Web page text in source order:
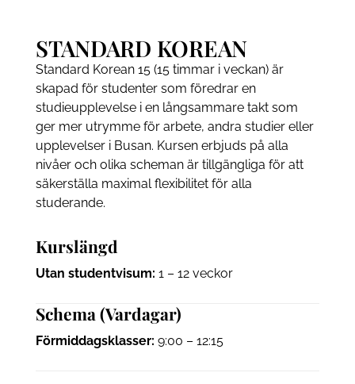
STANDARD KOREAN
Standard Korean 15 (15 timmar i veckan) är
skapad för studenter som föredrar en
studieupplevelse i en långsammare takt som
ger mer utrymme för arbete, andra studier eller
upplevelser i Busan. Kursen erbjuds på alla
nivåer och olika scheman är tillgängliga för att
säkerställa maximal flexibilitet för alla
studerande.
Kurslängd
Utan studentvisum: 1 – 12 veckor
Schema (Vardagar)
Förmiddagsklasser: 9:00 – 12:15